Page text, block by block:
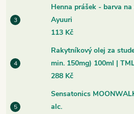
Henna prášek - barva
Ayuuri
113 Kč
Rakytníkový olej za
min. 150mg) 100ml |
288 Kč
Sensatonics
alc.